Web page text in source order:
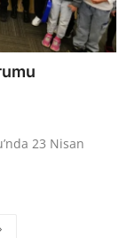
23 Nisan